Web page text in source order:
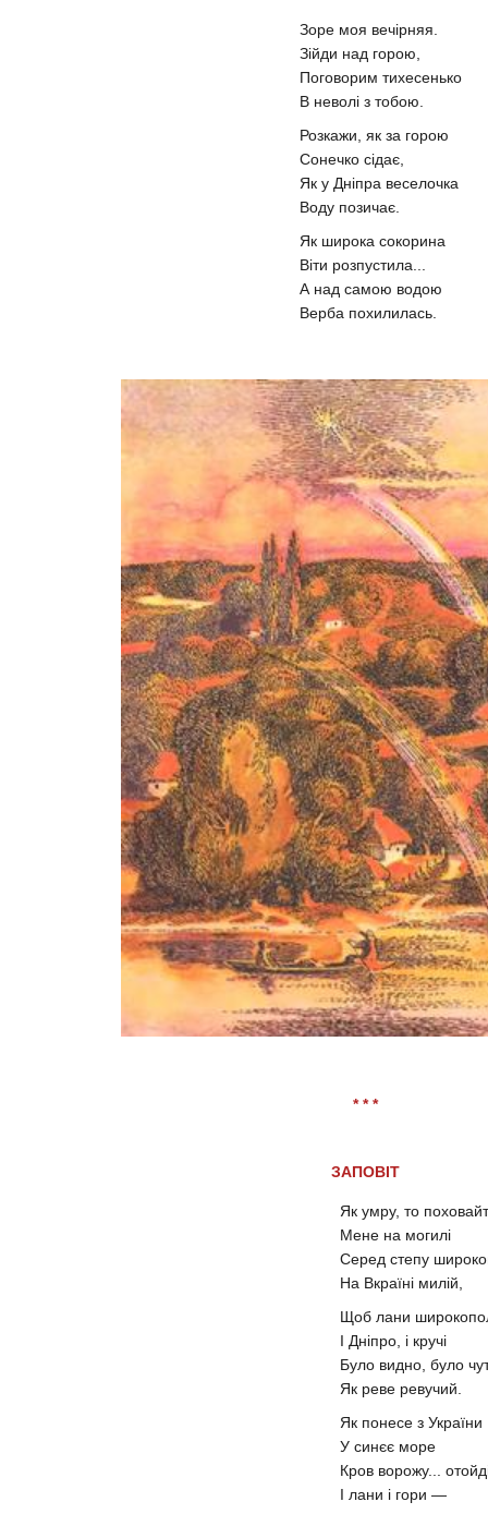
Зоре моя вечірняя.
Зійди над горою,
Поговорим тихесенько
В неволі з тобою.
Розкажи, як за горою
Сонечко сідає,
Як у Дніпра веселочка
Воду позичає.
Як широка сокорина
Віти розпустила...
А над самою водою
Верба похилилась.
* * *
ЗАПОВІТ
Як умру, то
Мене на могилі
Серед степу
На Вкраїні милій,
Щоб лани
І Дніпро, і кручі
Було видно, було
Як реве ревучий.
Як понесе з України
У синєє море
Кров ворожу...
І лани і гори —